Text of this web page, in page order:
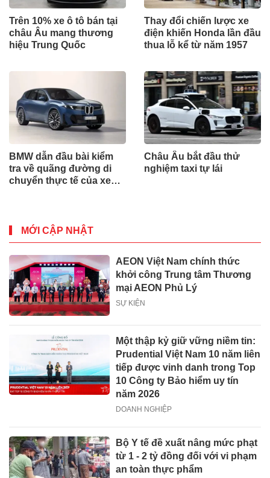
Trên 10% xe ô tô bán tại
châu Âu mang thương
hiệu Trung Quốc
Thay đổi chiến lược xe
điện khiến Honda lần đầu
thua lỗ kể từ năm 1957
BMW dẫn đầu bài kiểm
tra về quãng đường di
chuyển thực tế của xe
Châu Âu bắt đầu thử
nghiệm taxi tự lái
MỚI CẬP NHẬT
AEON Việt Nam chính thức
khởi công Trung tâm Thương
mại AEON Phủ Lý
SỰ KIỆN
Một thập kỷ giữ vững niềm tin:
Prudential Việt Nam 10 năm liên
tiếp được vinh danh trong Top
10 Công ty Bảo hiểm uy tín
năm 2026
DOANH NGHIỆP
Bộ Y tế đề xuất nâng mức phạt
từ 1 - 2 tỷ đồng đối với vi phạm
an toàn thực phẩm